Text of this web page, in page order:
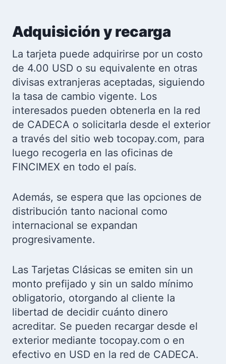
Adquisición y recarga
La tarjeta puede adquirirse por un costo
de 4.00 USD o su equivalente en otras
divisas extranjeras aceptadas, siguiendo
la tasa de cambio vigente. Los
interesados pueden obtenerla en la red
de CADECA o solicitarla desde el exterior
a través del sitio web tocopay.com, para
luego recogerla en las oficinas de
FINCIMEX en todo el país.
Además, se espera que las opciones de
distribución tanto nacional como
internacional se expandan
progresivamente.
Las Tarjetas Clásicas se emiten sin un
monto prefijado y sin un saldo mínimo
obligatorio, otorgando al cliente la
libertad de decidir cuánto dinero
acreditar. Se pueden recargar desde el
exterior mediante tocopay.com o en
efectivo en USD en la red de CADECA.